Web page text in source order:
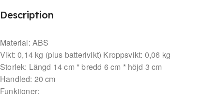
Description
Material: ABS
Vikt: 0,14 kg (plus batterivikt) Kroppsvikt: 0,06 kg
Storlek: Längd 14 cm * bredd 6 cm * höjd 3 cm
Handled: 20 cm
Funktioner: